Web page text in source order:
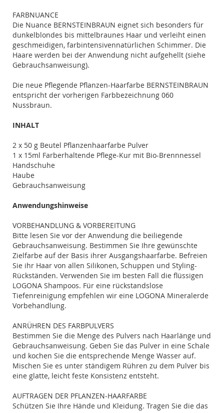
FARBNUANCE
Die Nuance BERNSTEINBRAUN eignet sich besonders für
dunkelblondes bis mittelbraunes Haar und verleiht einen
geschmeidigen, farbintensivennatürlichen Schimmer. Die
Haare werden bei der Anwendung nicht aufgehellt (siehe
Gebrauchsanweisung).
Die neue Pflegende Pflanzen-Haarfarbe BERNSTEINBRAUN
entspricht der vorherigen Farbbezeichnung 060
Nussbraun.
INHALT
2 x 50 g Beutel Pflanzenhaarfarbe Pulver
1 x 15ml Farberhaltende Pflege-Kur mit Bio-Brennnessel
Handschuhe
Haube
Gebrauchsanweisung
Anwendungshinweise
VORBEHANDLUNG & VORBEREITUNG
Bitte lesen Sie vor der Anwendung die beiliegende
Gebrauchsanweisung. Bestimmen Sie Ihre gewünschte
Zielfarbe auf der Basis ihrer Ausgangshaarfarbe. Befreien
Sie ihr Haar von allen Silikonen, Schuppen und Styling-
Rückständen. Verwenden Sie im besten Fall die flüssigen
LOGONA Shampoos. Für eine rückstandslose
Tiefenreinigung empfehlen wir eine LOGONA Mineralerde
Vorbehandlung.
ANRÜHREN DES FARBPULVERS
Bestimmen Sie die Menge des Pulvers nach Haarlänge und
Gebrauchsanweisung. Geben Sie das Pulver in eine Schale
und kochen Sie die entsprechende Menge Wasser auf.
Mischen Sie es unter ständigem Rühren zu dem Pulver bis
eine glatte, leicht feste Konsistenz entsteht.
AUFTRAGEN DER PFLANZEN-HAARFARBE
Schützen Sie Ihre Hände und Kleidung. Tragen Sie die das